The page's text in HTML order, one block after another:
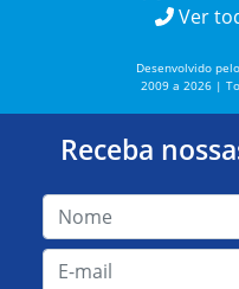
Ver
Desenvolvido
2009 a 2026 |
Receba